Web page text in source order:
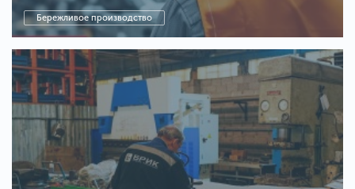
Бережливое производство